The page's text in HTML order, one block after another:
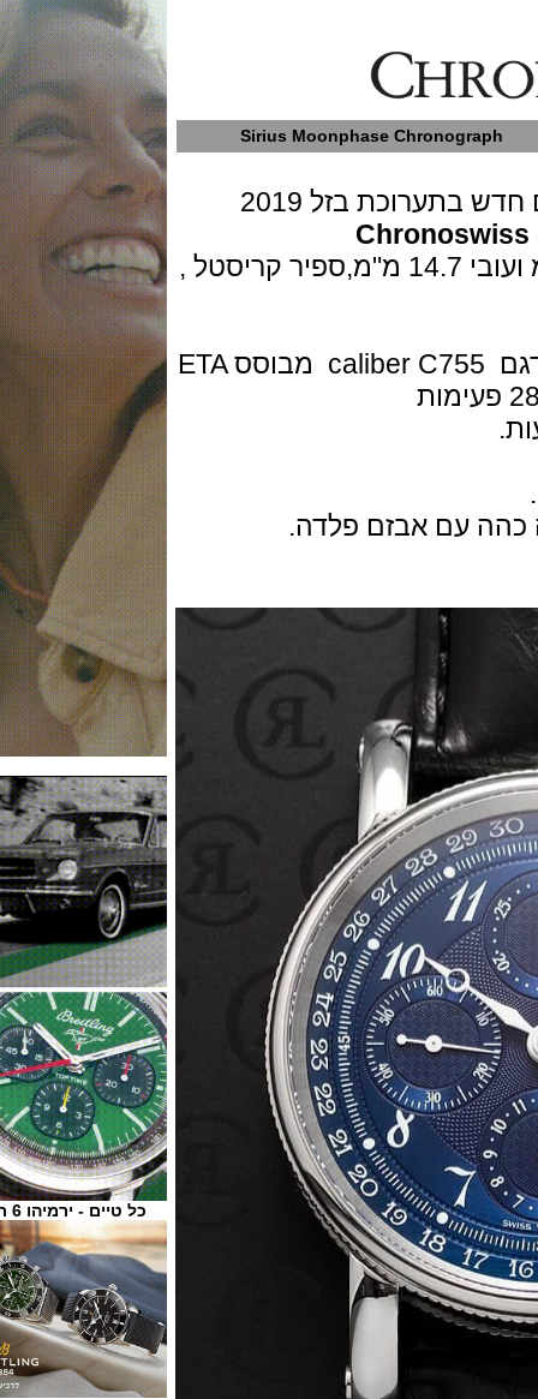
Sirius Moonphase
בזל 2019
השעון בפלדת אל חלד בקוטר 42 מ"מ ועובי 14.7 מ"מ,ספיר קריסטל ,
המנגנון מכני אוטומטי של גרונוסוויס דגם caliber C755 מבוסס ETA
עם אבזם פלדה.
כל טיים - ירמיהו 6 ת"א